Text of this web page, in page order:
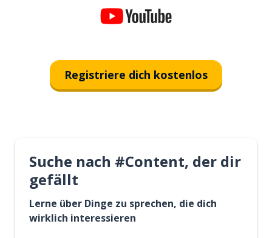
Registriere dich kostenlos
Suche nach #Content, der dir
gefällt
Lerne über Dinge zu sprechen, die dich
wirklich interessieren